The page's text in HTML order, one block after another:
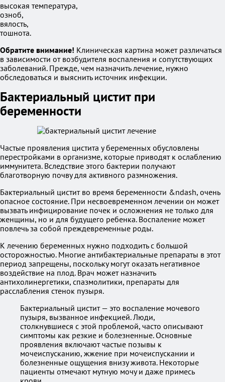
высокая температура,
озноб,
вялость,
тошнота.
Обратите внимание! Клиническая картина может различаться
в зависимости от возбудителя воспаления и сопутствующих
заболеваний. Прежде, чем назначить лечение, нужно
обследоваться и выяснить источник инфекции.
Бактериальный цистит при
беременности
Частые проявления цистита у беременных обусловлены
перестройками в организме, которые приводят к ослаблению
иммунитета. Вследствие этого бактерии получают
благотворную почву для активного размножения.
Бактериальный цистит во время беременности &ndash, очень
опасное состояние. При несвоевременном лечении он может
вызвать инфицирование почек и осложнения не только для
женщины, но и для будущего ребенка. Воспаление может
повлечь за собой преждевременные роды.
К лечению беременных нужно подходить с большой
осторожностью. Многие антибактериальные препараты в этот
период запрещены, поскольку могут оказать негативное
воздействие на плод. Врач может назначить
антихолинергетики, спазмолитики, препараты для
расслабления стенок пузыря.
Бактериальный цистит — это воспаление мочевого
пузыря, вызванное инфекцией. Люди,
столкнувшиеся с этой проблемой, часто описывают
симптомы как резкие и болезненные. Основные
проявления включают частые позывы к
мочеиспусканию, жжение при мочеиспускании и
болезненные ощущения внизу живота. Некоторые
пациенты отмечают мутную мочу и даже примесь